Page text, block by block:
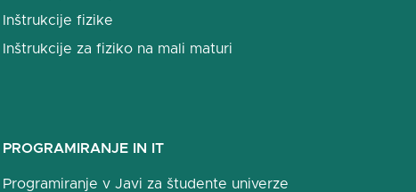
Inštrukcije fizike
Inštrukcije za fiziko na mali maturi
PROGRAMIRANJE IN IT
Programiranje v Javi za študente univerze